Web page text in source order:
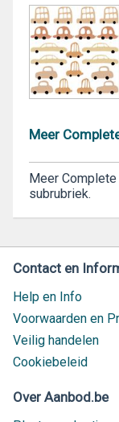
Meer
Meer
subrubriek.
Contact en
Help en Info
Voorwaarden en
Veilig handelen
Cookiebeleid
Over Aanbod.be